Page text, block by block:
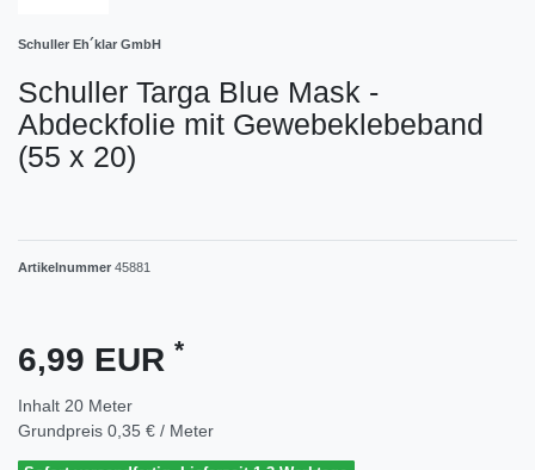
Schuller Eh´klar GmbH
Schuller Targa Blue Mask -
Abdeckfolie mit Gewebeklebeband
(55 x 20)
Artikelnummer 45881
6,99 EUR *
Inhalt 20 Meter
Grundpreis 0,35 € / Meter